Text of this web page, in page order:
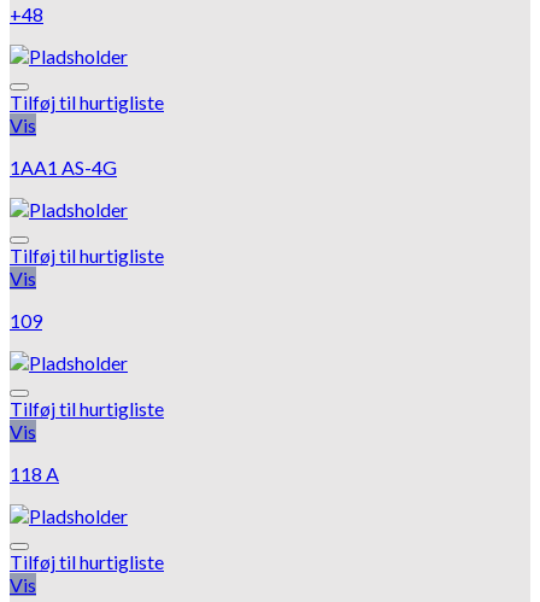
+48
Tilføj til hurtigliste
Vis
1AA1 AS-4G
Tilføj til hurtigliste
Vis
109
Tilføj til hurtigliste
Vis
118 A
Tilføj til hurtigliste
Vis